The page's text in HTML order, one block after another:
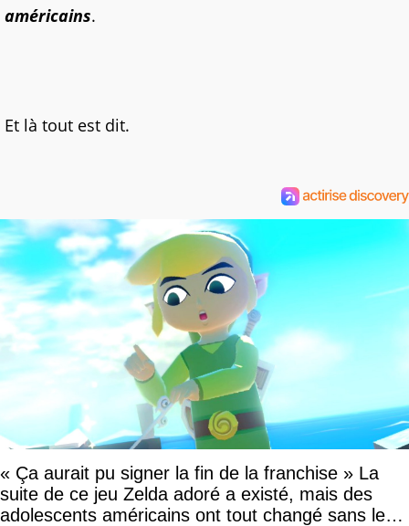
américains.
Et là tout est dit.
« Ça aurait pu signer la fin de la franchise » La
suite de ce jeu Zelda adoré a existé, mais des
adolescents américains ont tout changé sans le